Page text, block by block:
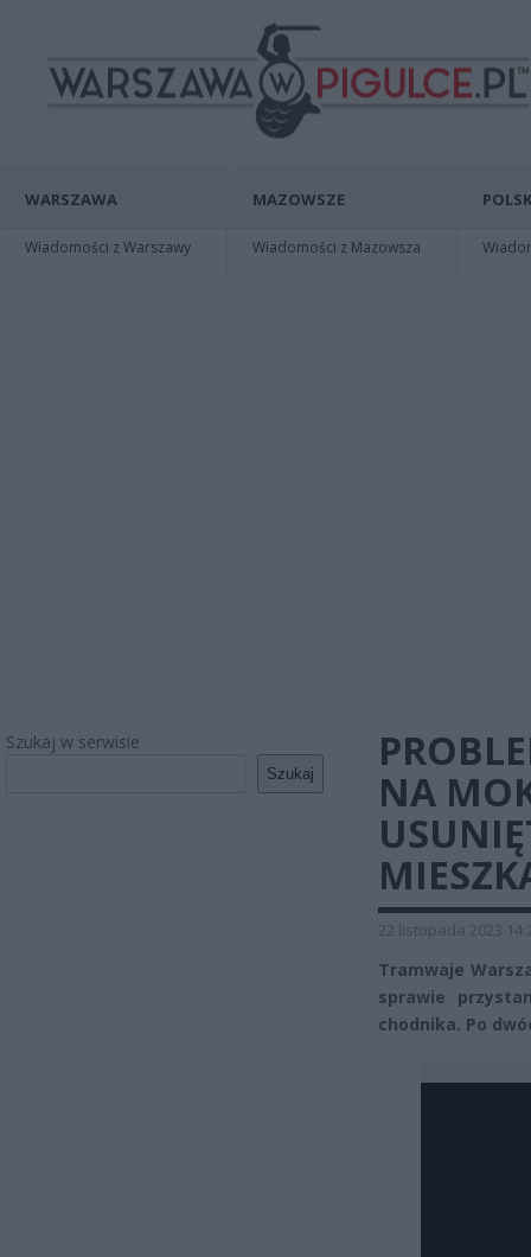
WARSZAWA
Wiadomości z Warszawy
MAZOWSZE
Wiadomości z Mazowsza
Szukaj w serwisie
Szukaj
NA
22 listopada 2023
Tramwaje
sprawie
chodnika. Po